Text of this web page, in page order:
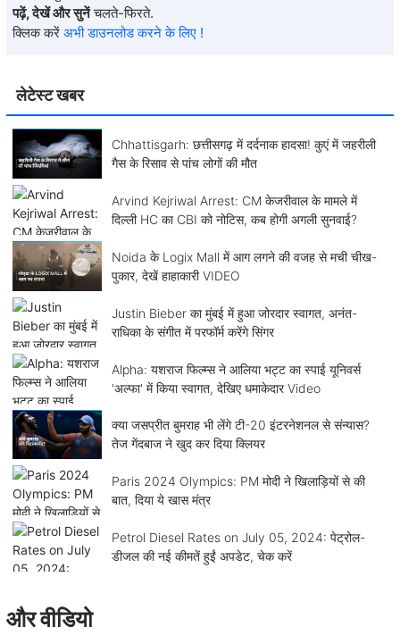
लेटेस्ट खबर
Chhattisgarh: छत्तीसगढ़ में दर्दनाक हादसा! कुएं में जहरीली
गैस के रिसाव से पांच लोगों की मौत
Arvind Kejriwal Arrest: CM केजरीवाल के मामले में
दिल्ली HC का CBI को नोटिस, कब होगी अगली सुनवाई?
Noida के Logix Mall में आग लगने की वजह से मची चीख-
पुकार, देखें हाहाकारी VIDEO
Justin Bieber का मुंबई में हुआ जोरदार स्वागत, अनंत-
राधिका के संगीत में परफॉर्म करेंगे सिंगर
Alpha: यशराज फिल्म्स ने आलिया भट्ट का स्पाई यूनिवर्स
'अल्फा' में किया स्वागत, देखिए धमाकेदार Video
क्या जसप्रीत बुमराह भी लेंगे टी-20 इंटरनेशनल से संन्यास?
तेज गेंदबाज ने खुद कर दिया क्लियर
Paris 2024 Olympics: PM मोदी ने खिलाड़ियों से की
बात, दिया ये खास मंत्र
Petrol Diesel Rates on July 05, 2024: पेट्रोल-
डीजल की नई कीमतें हुईं अपडेट, चेक करें
पढ़ें, देखें और सुनें चलते-फिरते.
क्लिक करें अभी डाउनलोड करने के लिए !
और वीडियो